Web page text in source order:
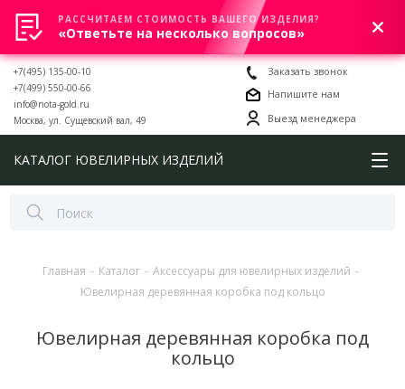
0
+7(495) 135-00-10
+7(499) 550-00-66
info@nota-gold.ru
Москва, ул. Сущевский вал, 49
Заказать звонок
Напишите нам
Выезд менеджера
КАТАЛОГ ЮВЕЛИРНЫХ ИЗДЕЛИЙ
Главная - Каталог - Аксессуары для ювелирных изделий -
Ювелирная деревянная коробка под кольцо
Ювелирная деревянная коробка под
кольцо
РАССЧИТАЕМ СТОИМОСТЬ ВАШЕГО ИЗДЕЛИЯ?
«Ответьте на несколько вопросов»